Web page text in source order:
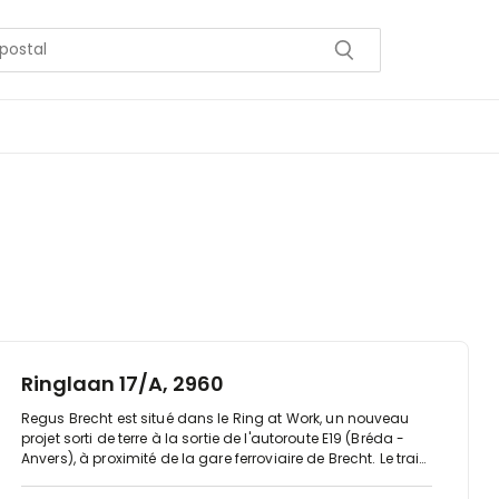
Ringlaan 17/A, 2960
Regus Brecht est situé dans le Ring at Work, un nouveau
projet sorti de terre à la sortie de l'autoroute E19 (Bréda -
Anvers), à proximité de la gare ferroviaire de Brecht. Le train